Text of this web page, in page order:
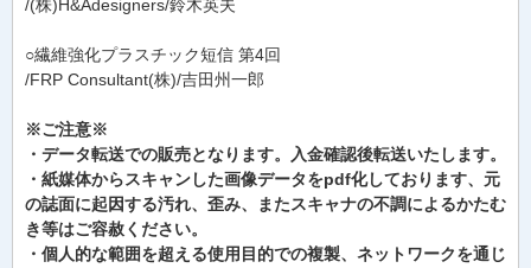
/(株)H&Adesigners/鈴木英夫
○繊維強化プラスチック短信 第4回
/FRP Consultant(株)/吉田州一郎
※ご注意※
・データ転送での販売となります。入金確認後転送いたします。
・紙媒体からスキャンした画像データをpdf化しております、元
の誌面に起因する汚れ、歪み、またスキャナの不調によるかたむ
き等はご容赦ください。
・個人的な範囲を超える使用目的での複製、ネットワークを通じ